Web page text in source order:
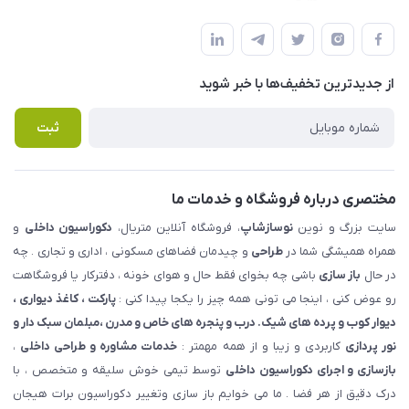
املاک مدنی - نوساز شاپ
لیست محصولات
درباره ما
قوانین و مقررات
حریم خصوصی
راهنما
پرسش های متداول
از جدید‌ترین تخفیف‌ها با‌ خبر شوید
ثبت
مختصری درباره فروشگاه و خدمات ما
سایت بزرگ و نویننوسازشاپ، فروشگاه آنلاین متریال، دکوراسیون داخلی و
همراه همیشگی شما درطراحی و چیدمان فضاهای مسکونی ، اداری و تجاری . چه
در حال باز سازی باشی چه بخوای فقط حال و هوای خونه ، دفترکار یا فروشگاهت
رو عوض کنی ، اینجا می تونی همه چیز را یکجا پیدا کنی :پارکت ، کاغذ دیواری ،
دیوار کوب و پرده های شیک. درب و پنجره های خاص و مدرن ،مبلمان سبک دار و
نور پردازی کاربردی و زیبا و از همه مهمتر : خدمات مشاوره و طراحی داخلی ،
بازسازی و اجرای دکوراسیون داخلی توسط تیمی خوش سلیقه و متخصص ، با
درک دقیق از هر فضا . ما می خوایم باز سازی وتغییر دکوراسیون برات هیجان